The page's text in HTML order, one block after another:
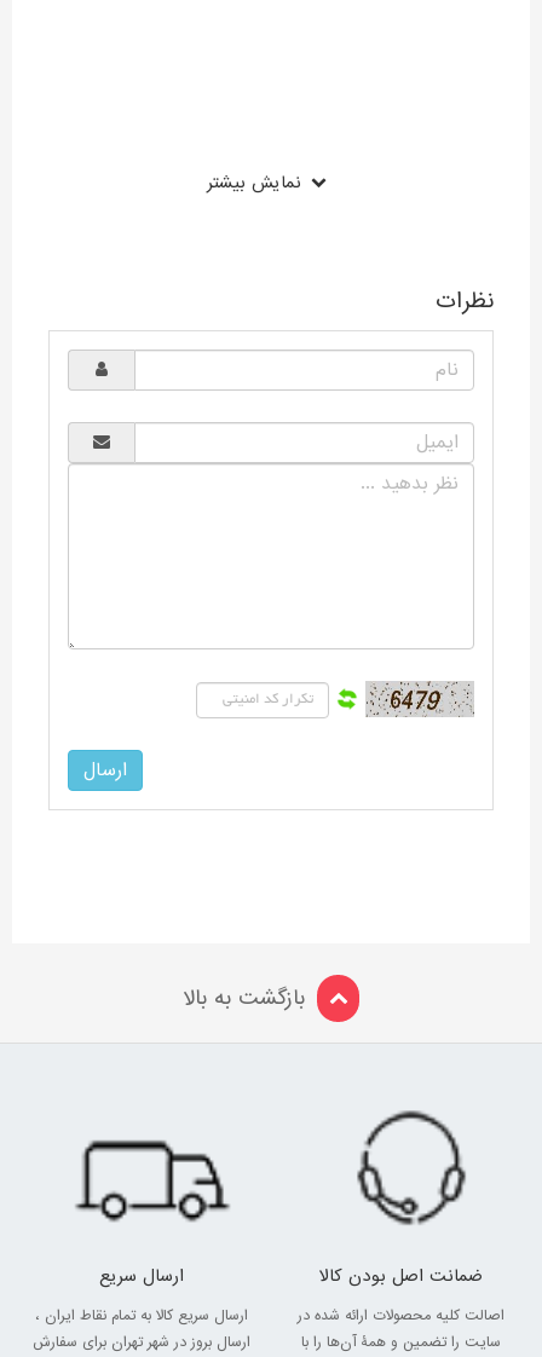
نمایش بیشتر
نظرات
بازگشت به بالا
ضمانت اصل بودن کالا
اصالت کلیه محصولات ارائه شده در
سایت را تضمین و همۀ آن‌ها را با
ارسال سریع
ارسال سریع کالا به تمام نقاط ایران ،
ارسال بروز در شهر تهران برای سفارش